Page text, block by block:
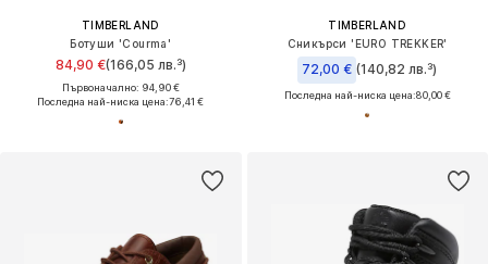
TIMBERLAND
Ботуши 'Courma'
84,90 €(166,05 лв.³)
Първоначално: 94,90 €
Последна най-ниска цена:76,41 €
TIMBERLAND
Сникърси 'EURO TREKKER'
72,00 € (140,82 лв.³)
Последна най-ниска цена:80,00 €